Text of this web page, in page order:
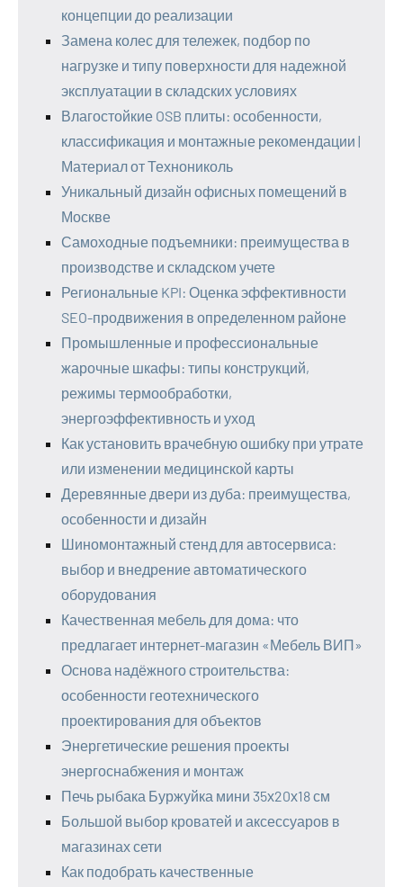
концепции до реализации
Замена колес для тележек, подбор по
нагрузке и типу поверхности для надежной
эксплуатации в складских условиях
Влагостойкие OSB плиты: особенности,
классификация и монтажные рекомендации |
Материал от Технониколь
Уникальный дизайн офисных помещений в
Москве
Самоходные подъемники: преимущества в
производстве и складском учете
Региональные KPI: Оценка эффективности
SEO-продвижения в определенном районе
Промышленные и профессиональные
жарочные шкафы: типы конструкций,
режимы термообработки,
энергоэффективность и уход
Как установить врачебную ошибку при утрате
или изменении медицинской карты
Деревянные двери из дуба: преимущества,
особенности и дизайн
Шиномонтажный стенд для автосервиса:
выбор и внедрение автоматического
оборудования
Качественная мебель для дома: что
предлагает интернет-магазин «Мебель ВИП»
Основа надёжного строительства:
особенности геотехнического
проектирования для объектов
Энергетические решения проекты
энергоснабжения и монтаж
Печь рыбака Буржуйка мини 35х20х18 см
Большой выбор кроватей и аксессуаров в
магазинах сети
Как подобрать качественные